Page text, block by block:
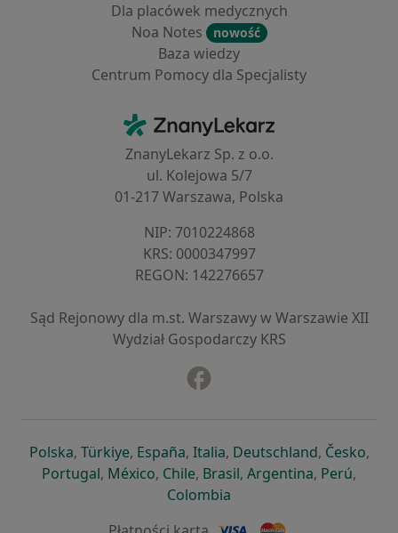
Dla placówek medycznych
Noa Notes
nowość
Baza wiedzy
Centrum Pomocy dla Specjalisty
ZnanyLekarz - Strona główna
ZnanyLekarz Sp. z o.o.
ul. Kolejowa 5/7
01-217 Warszawa, Polska
NIP: ⁠7010224868
KRS: ⁠0000347997
REGON: ⁠142276657
Sąd Rejonowy dla m.st. Warszawy w Warszawie XII
Wydział Gospodarczy KRS
Polskaotwiera się w nowej karcie
, Türkiyeotwiera się w nowej karcie
, Españaotwiera się w nowej karcie
, Italiaotwiera się w nowej
, Deutschlandotwiera się
, Česko,
Portugalotwiera się w nowej karcie
, Méxicootwiera się w nowej karcie
, Chileotwiera się w nowej karcie
, Brasilotwiera się w nowej
, Argentinaotwiera się
, Perú,
Colombia